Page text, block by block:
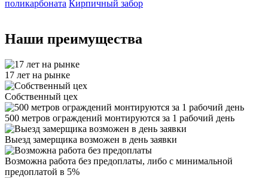
поликарбоната Кирпичный забор
Наши преимущества
17 лет на рынке
Собственный цех
500 метров ограждений монтируются за 1 рабочий день
Выезд замерщика возможен в день заявки
Возможна работа без предоплаты, либо с минимальной
предоплатой в 5%